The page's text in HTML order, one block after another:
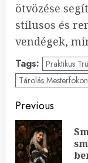
ötvözése
stílusos és
vendégek,
Tags: Praktikus
Tárolás Mesterfokon
Continue
Reading
Previous